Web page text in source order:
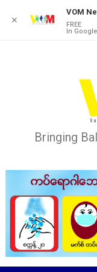
Bringing
✕
VOM
FREE
In